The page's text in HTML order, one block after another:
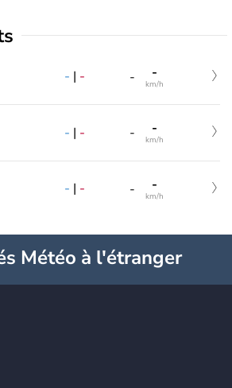
- | - - -
km/h
- | - - -
km/h
- | - - -
km/h
Météo à l'étranger